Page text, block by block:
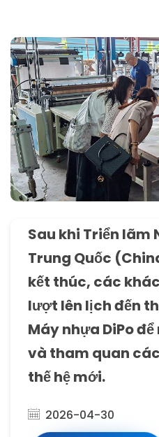
Sau khi Triển lãm
Trung Quốc
kết thúc, các
lượt lên lịch đến
Máy nhựa DiPo
và tham quan
thế hệ mới.
2026-04-30